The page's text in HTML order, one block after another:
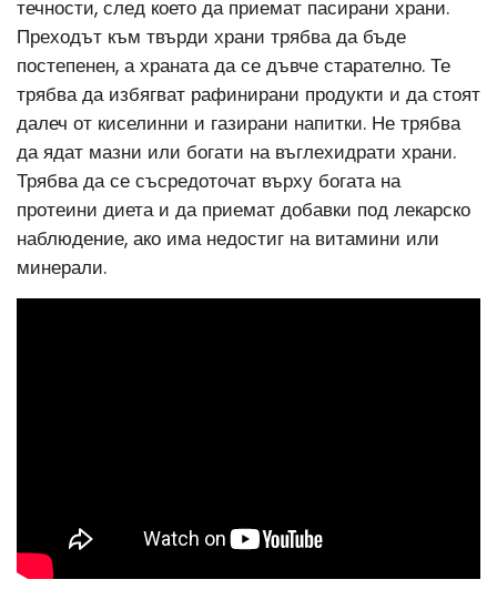
течности, след което да приемат пасирани храни.
Преходът към твърди храни трябва да бъде
постепенен, а храната да се дъвче старателно. Те
трябва да избягват рафинирани продукти и да стоят
далеч от киселинни и газирани напитки. Не трябва
да ядат мазни или богати на въглехидрати храни.
Трябва да се съсредоточат върху богата на
протеини диета и да приемат добавки под лекарско
наблюдение, ако има недостиг на витамини или
минерали.